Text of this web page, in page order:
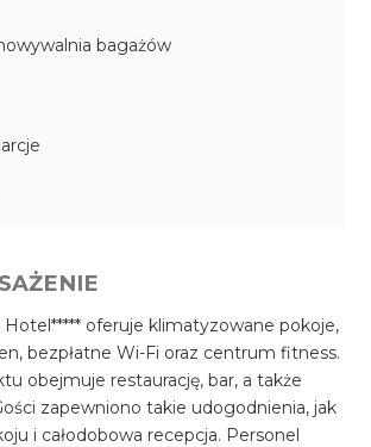
bagażów
oferuje klimatyzowane pokoje,
bezpłatne Wi-Fi oraz centrum fitness.
obejmuje restaurację, bar, a także
zapewniono takie udogodnienia, jak
i całodobowa recepcja. Personel